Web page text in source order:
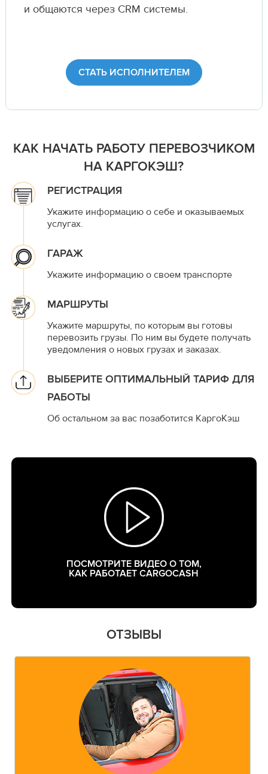
и общаются через CRM системы.
СТАТЬ ИСПОЛНИТЕЛЕМ
КАК НАЧАТЬ РАБОТУ ПЕРЕВОЗЧИКОМ
НА КАРГОКЭШ?
РЕГИСТРАЦИЯ
Укажите информацию о себе и оказываемых
услугах.
ГАРАЖ
Укажите информацию о своем транспорте
МАРШРУТЫ
Укажите маршруты, по которым вы готовы
перевозить грузы. По ним вы будете получать
уведомления о новых грузах и заказах.
ВЫБЕРИТЕ ОПТИМАЛЬНЫЙ ТАРИФ ДЛЯ
РАБОТЫ
Об остальном за вас позаботится КаргоКэш
ПОСМОТРИТЕ ВИДЕО О ТОМ,
КАК РАБОТАЕТ CARGOCASH
ОТЗЫВЫ